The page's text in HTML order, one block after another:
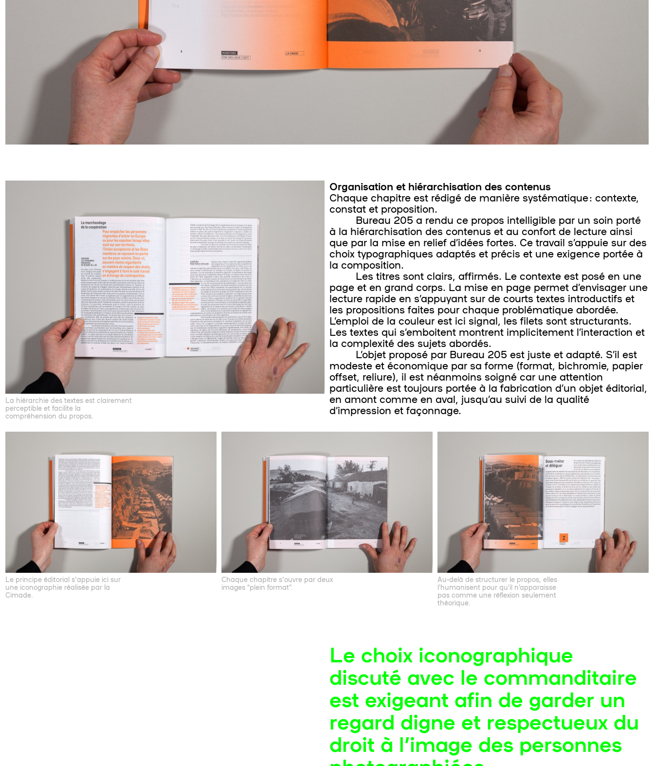
La hiérarchie des textes est clairement
perceptible et facilite la
compréhension du propos.
Organisation et hiérarchisation des contenus
Chaque chapitre est rédigé de manière systématique : contexte,
constat et proposition.
Bureau 205 a rendu ce propos intelligible par un soin porté
à la hiérarchisation des contenus et au confort de lecture ainsi
que par la mise en relief d’idées fortes. Ce travail s’appuie sur des
choix typographiques adaptés et précis et une exigence portée à
la composition.
Les titres sont clairs, affirmés. Le contexte est posé en une
page et en grand corps. La mise en page permet d’envisager une
lecture rapide en s’appuyant sur de courts textes introductifs et
les propositions faites pour chaque problématique abordée.
L’emploi de la couleur est ici signal, les filets sont structurants.
Les textes qui s’emboitent montrent implicitement l’interaction et
la complexité des sujets abordés.
L’objet proposé par Bureau 205 est juste et adapté. S’il est
modeste et économique par sa forme (format, bichromie, papier
offset, reliure), il est néanmoins soigné car une attention
particulière est toujours portée à la fabrication d’un objet éditorial,
en amont comme en aval, jusqu’au suivi de la qualité
d’impression et façonnage.
Le principe éditorial s'appuie ici sur
une iconographie réalisée par la
Cimade.
Chaque chapitre s'ouvre par deux
images “plein format”.
Au-delà de structurer le propos, elles
l’humanisent pour qu’il n’apparaisse
pas comme une réflexion seulement
théorique.
Le choix iconographique
discuté avec le commanditaire
est exigeant afin de garder un
regard digne et respectueux du
droit à l’image des personnes